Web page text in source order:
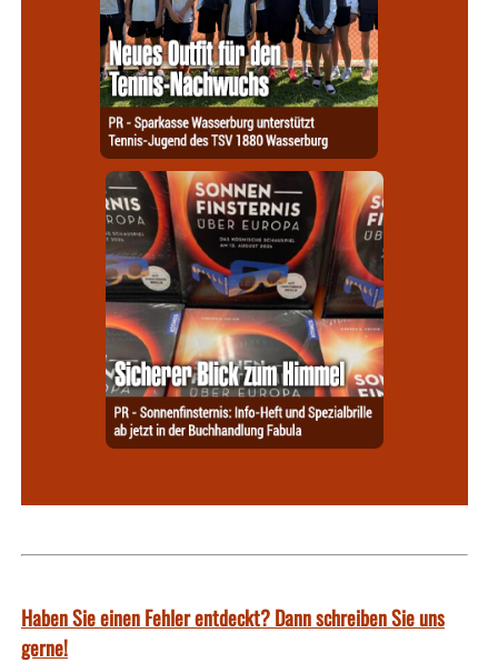
Haben Sie einen Fehler entdeckt? Dann schreiben Sie uns
gerne!